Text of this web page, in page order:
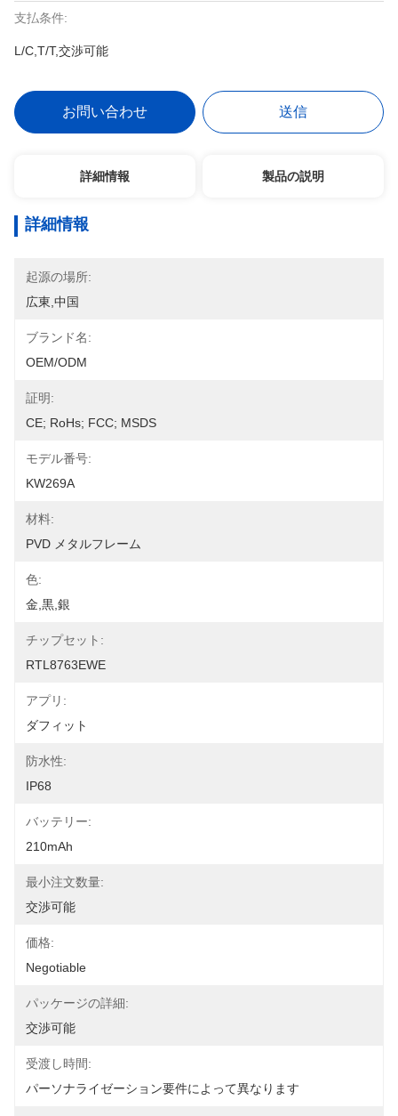
支払条件:
L/C,T/T,交渉可能
お問い合わせ 送信
詳細情報 製品の説明
詳細情報
起源の場所:
広東,中国
ブランド名:
OEM/ODM
証明:
CE; RoHs; FCC; MSDS
モデル番号:
KW269A
材料:
PVD メタルフレーム
色:
金,黒,銀
チップセット:
RTL8763EWE
アプリ:
ダフィット
防水性:
IP68
バッテリー:
210mAh
最小注文数量:
交渉可能
価格:
Negotiable
パッケージの詳細:
交渉可能
受渡し時間:
パーソナライゼーション要件によって異なります